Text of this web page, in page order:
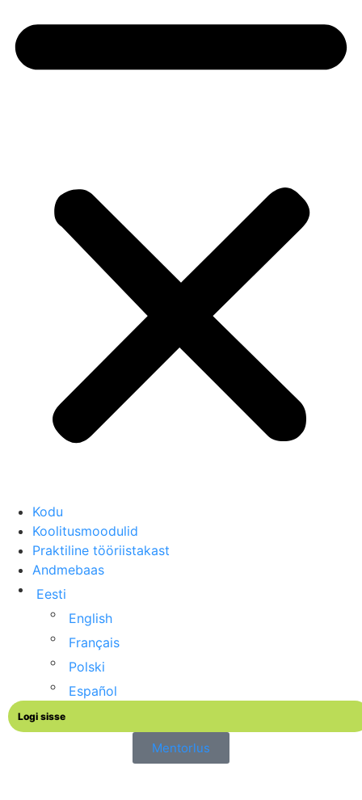
Kodu
Koolitusmoodulid
Praktiline tööriistakast
Andmebaas
Eesti
English
Français
Polski
Español
Logi sisse
Mentorlus